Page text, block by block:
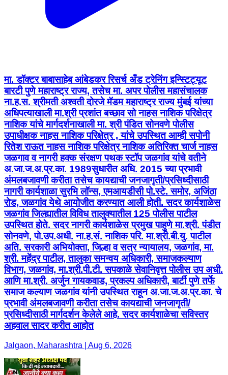
मा. डॉक्टर बाबासाहेब आंबेडकर रिसर्च अँड ट्रेनिंग इन्स्टिट्यूट
बारटी पुणे महाराष्ट्र राज्य, तसेच मा. अपर पोलीस महासंचालक
ना.ह.स. श्रीमती अश्वती दोरजे मॅडम महाराष्ट्र राज्य मुंबई यांच्या
अधिपत्याखाली मा.श्री प्रशांत बच्छाव सो नाहस नाशिक परिक्षेत्र
नाशिक यांचे मार्गदर्शनाखाली मा. श्री पंडित सोनवणे पोलीस
उपाधीक्षक नाहस नाशिक परिक्षेत्र , यांचे उपस्थित आम्ही सपोनी
रितेश राऊत नाहस नाशिक परिक्षेत्र नाशिक अतिरिक्त चार्ज नाहस
जळगाव व नागरी हक्क संरक्षण पथक स्टॉप जळगांव यांचे वतीने
अ.जा.ज.अ.प्र.का. 1989सुधारीत अधि. 2015 च्या प्रभावी
अंमलबजावणी करीता तसेच कायद्याची जनजागृती/प्रसिध्दीसाठी
नागरी कार्यशाळा सुरभि लॉन्स, एमआयडीसी पो.स्टे. समोर, अजिंठा
रोड, जळगांव येथे आयोजीत करण्यात आली होती. सदर कार्यशाळेस
जळगांव जिल्ह्यातील विविध तालुक्यातील 125 पोलीस पाटील
उपस्थित होते. सदर नागरी कार्यशाळेस प्रमुख पाहुणे मा.श्री. पंडीत
सोनवणे, पो.उप.अधी. ना.ह.सं. नाशिक परि. मा.श्री.बी.यु. पाटील
अति. सरकारी अभियोक्ता, जिल्हा व सत्र न्यायालय, जळगांव, मा.
श्री. महेंद्र पाटील, तालुका समन्वय अधिकारी, समाजकल्याण
विभाग, जळगांव, मा.श्री.पी.टी. सपकाळे सेवानिवृत्त पोलीस उप अधी.
आणि मा.श्री. अर्जुन गायकवाड, प्रकल्प अधिकारी, बार्टी पुणे तर्फे
समाज कल्याण जळगांव यांनी उपस्थित राहून अ.जा.ज.अ.प्र.का. चे
प्रभावी अंमलबजावणी करीता तसेच कायद्याची जनजागृती/
प्रसिध्दीसाठी मार्गदर्शन केलेले आहे. सदर कार्यशाळेचा सविस्तर
अहवाल सादर करीत आहोत
Jalgaon, Maharashtra | Aug 6, 2026